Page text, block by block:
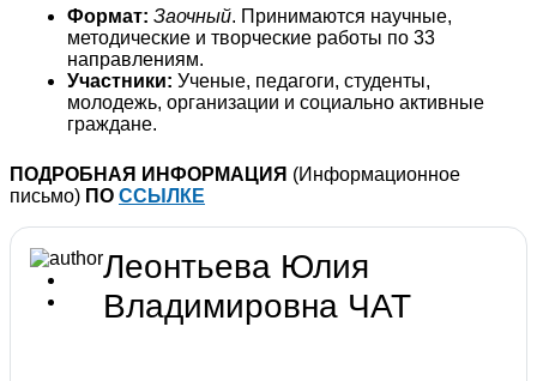
Формат: Заочный. Принимаются научные,
методические и творческие работы по 33
направлениям.
Участники: Ученые, педагоги, студенты,
молодежь, организации и социально активные
граждане.
ПОДРОБНАЯ ИНФОРМАЦИЯ (Информационное
письмо) ПО ССЫЛКЕ
Леонтьева Юлия
Владимировна ЧАТ